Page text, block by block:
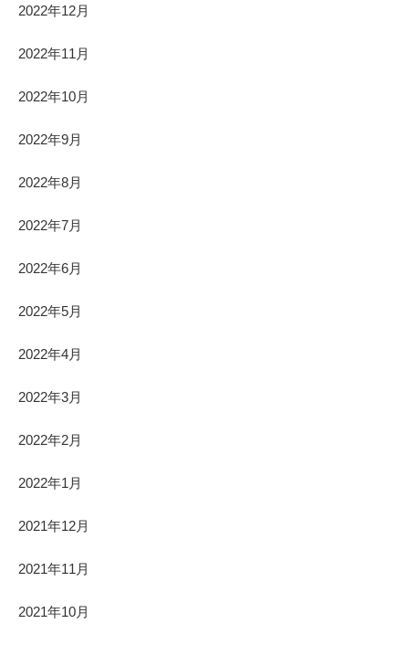
2022年12月
2022年11月
2022年10月
2022年9月
2022年8月
2022年7月
2022年6月
2022年5月
2022年4月
2022年3月
2022年2月
2022年1月
2021年12月
2021年11月
2021年10月